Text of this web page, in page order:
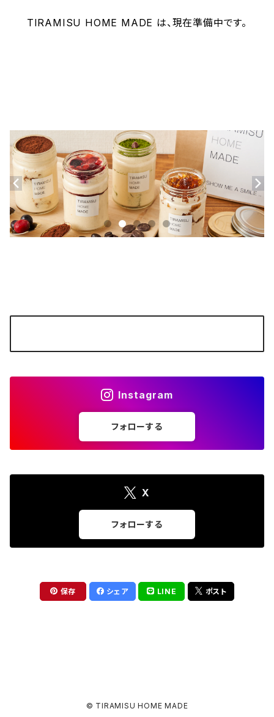
TIRAMISU HOME MADE は、現在準備中です。
Instagram
フォローする
X
フォローする
保存 シェア LINE ポスト
© TIRAMISU HOME MADE